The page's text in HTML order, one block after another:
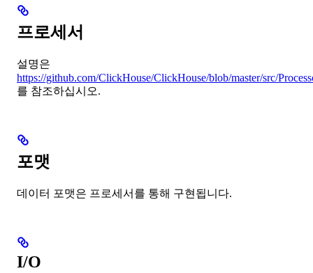
프로세서
설명은
https://github.com/ClickHouse/ClickHouse/blob/master/src/
를 참조하십시오.
포맷
데이터 포맷은 프로세서를 통해 구현됩니다.
I/O